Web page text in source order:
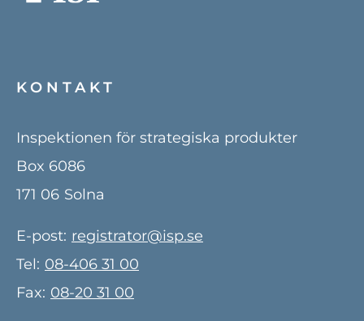
KONTAKT
Inspektionen för strategiska produkter
Box 6086
171 06 Solna
E-post: registrator@isp.se
Tel: 08-406 31 00
Fax: 08-20 31 00